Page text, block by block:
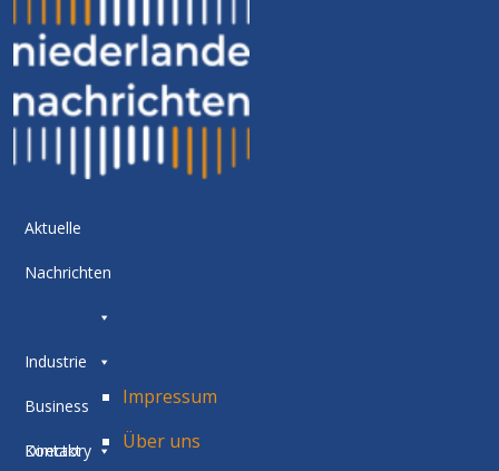
Aktuelle
Nachrichten
Industrie
Business
Directory
Kontakt
Impressum
Über uns